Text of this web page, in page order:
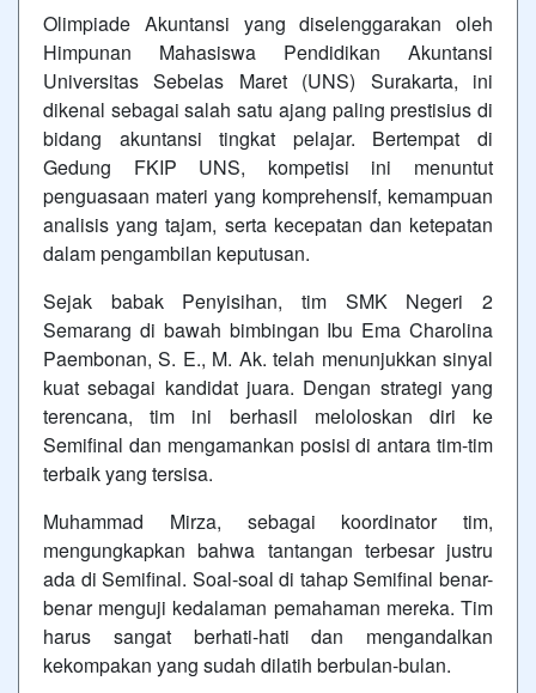
Olimpiade Akuntansi yang diselenggarakan oleh
Himpunan Mahasiswa Pendidikan Akuntansi
Universitas Sebelas Maret (UNS) Surakarta, ini
dikenal sebagai salah satu ajang paling prestisius di
bidang akuntansi tingkat pelajar. Bertempat di
Gedung FKIP UNS, kompetisi ini menuntut
penguasaan materi yang komprehensif, kemampuan
analisis yang tajam, serta kecepatan dan ketepatan
dalam pengambilan keputusan.
Sejak babak Penyisihan, tim SMK Negeri 2
Semarang di bawah bimbingan Ibu Ema Charolina
Paembonan, S. E., M. Ak. telah menunjukkan sinyal
kuat sebagai kandidat juara. Dengan strategi yang
terencana, tim ini berhasil meloloskan diri ke
Semifinal dan mengamankan posisi di antara tim-tim
terbaik yang tersisa.
Muhammad Mirza, sebagai koordinator tim,
mengungkapkan bahwa tantangan terbesar justru
ada di Semifinal. Soal-soal di tahap Semifinal benar-
benar menguji kedalaman pemahaman mereka. Tim
harus sangat berhati-hati dan mengandalkan
kekompakan yang sudah dilatih berbulan-bulan.